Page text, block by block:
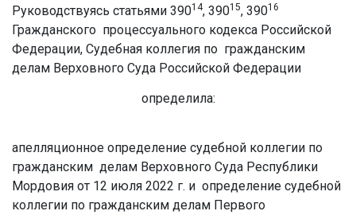
Руководствуясь статьями 39014, 39015, 39016
Гражданского процессуального кодекса Российской
Федерации, Судебная коллегия по гражданским
делам Верховного Суда Российской Федерации
определила:
апелляционное определение судебной коллегии по
гражданским делам Верховного Суда Республики
Мордовия от 12 июля 2022 г. и определение судебной
коллегии по гражданским делам Первого